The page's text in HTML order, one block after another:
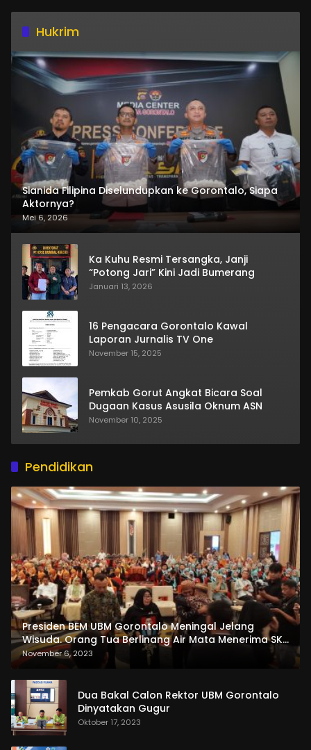
Hukrim
Sianida Filipina Diselundupkan ke Gorontalo, Siapa
Aktornya?
Mei 6, 2026
Ka Kuhu Resmi Tersangka, Janji
“Potong Jari” Kini Jadi Bumerang
Januari 13, 2026
16 Pengacara Gorontalo Kawal
Laporan Jurnalis TV One
November 15, 2025
Pemkab Gorut Angkat Bicara Soal
Dugaan Kasus Asusila Oknum ASN
November 10, 2025
Pendidikan
Presiden BEM UBM Gorontalo Meningal Jelang
Wisuda. Orang Tua Berlinang Air Mata Menerima SKL
dan Pemasangan Salempang
November 6, 2023
Dua Bakal Calon Rektor UBM Gorontalo
Dinyatakan Gugur
Oktober 17, 2023